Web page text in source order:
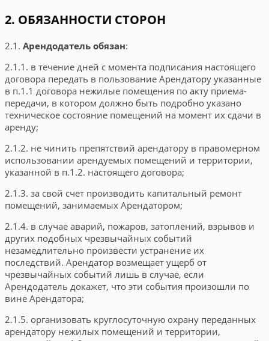
2. ОБЯЗАННОСТИ СТОРОН
2.1. Арендодатель обязан:
2.1.1. в течение дней с момента подписания настоящего
договора передать в пользование Арендатору указанные
в п.1.1 договора нежилые помещения по акту приема-
передачи, в котором должно быть подробно указано
техническое состояние помещений на момент их сдачи в
аренду;
2.1.2. не чинить препятствий арендатору в правомерном
использовании арендуемых помещений и территории,
указанной в п.1.2. настоящего договора;
2.1.3. за свой счет производить капитальный ремонт
помещений, занимаемых Арендатором;
2.1.4. в случае аварий, пожаров, затоплений, взрывов и
других подобных чрезвычайных событий
незамедлительно произвести устранение их
последствий. Арендатор возмещает ущерб от
чрезвычайных событий лишь в случае, если
Арендодатель докажет, что эти события произошли по
вине Арендатора;
2.1.5. организовать круглосуточную охрану переданных
арендатору нежилых помещений и территории,